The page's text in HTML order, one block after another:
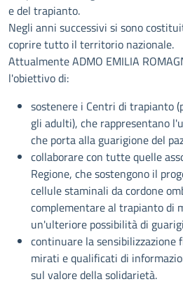
e del trapianto.
Negli anni successivi si sono
coprire tutto il territorio nazionale.
Attualmente ADMO EMILIA
l'obiettivo di:
sostenere i Centri di trapianto
gli adulti), che rappresentano
che porta alla guarigione del
collaborare con tutte quelle
Regione, che sostengono il
cellule staminali da cordone
complementare al trapianto di
un'ulteriore possibilità di
continuare la sensibilizzazione
mirati e qualificati di
sul valore della solidarietà.